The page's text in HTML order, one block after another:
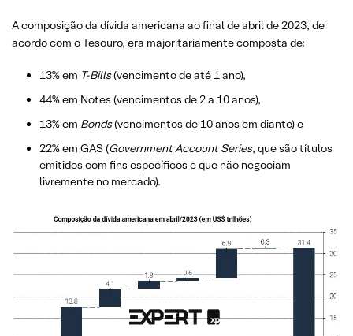
A composição da dívida americana ao final de abril de 2023, de
acordo com o Tesouro, era majoritariamente composta de:
13% em T-Bills(vencimento de até 1 ano),
44% em Notes (vencimentos de 2 a 10 anos),
13% em Bonds(vencimentos de 10 anos em diante) e
22% em GAS (Government Account Series, que são títulos
emitidos com fins específicos e que não negociam
livremente no mercado).